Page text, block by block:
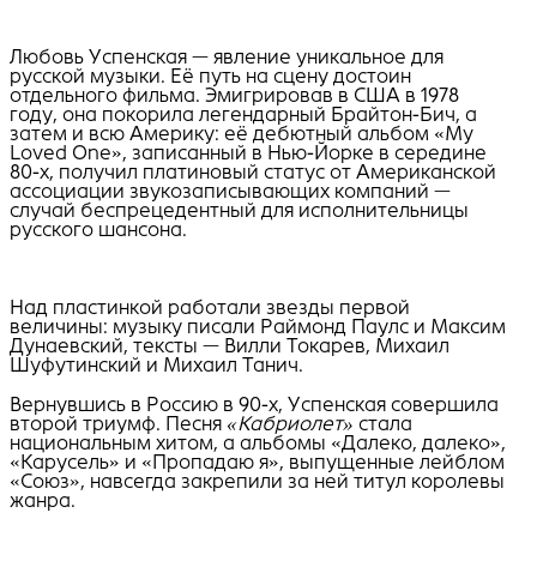
Любовь Успенская — явление уникальное для
русской музыки. Её путь на сцену достоин
отдельного фильма. Эмигрировав в США в 1978
году, она покорила легендарный Брайтон-Бич, а
затем и всю Америку: её дебютный альбом «My
Loved One», записанный в Нью-Йорке в середине
80-х, получил платиновый статус от Американской
ассоциации звукозаписывающих компаний —
случай беспрецедентный для исполнительницы
русского шансона.
Над пластинкой работали звезды первой
величины: музыку писали Раймонд Паулс и Максим
Дунаевский, тексты — Вилли Токарев, Михаил
Шуфутинский и Михаил Танич.
Вернувшись в Россию в 90-х, Успенская совершила
второй триумф. Песня «Кабриолет» стала
национальным хитом, а альбомы «Далеко, далеко»,
«Карусель» и «Пропадаю я», выпущенные лейблом
«Союз», навсегда закрепили за ней титул королевы
жанра.